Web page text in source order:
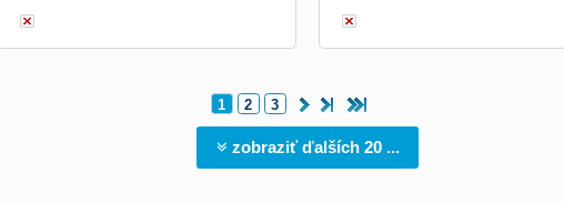
1 2 3
zobraziť ďalších 20 ...